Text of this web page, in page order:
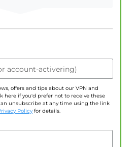
account-activering)
offers and tips about our VPN and
here if you'd prefer not to receive these
unsubscribe at any time using the link
Policy for details.